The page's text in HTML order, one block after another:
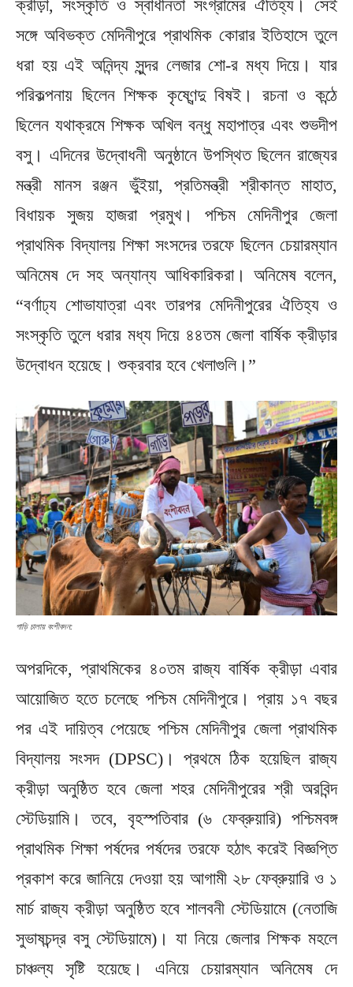
ক্রীড়া, সংস্কৃতি ও স্বাধীনতা সংগ্রামের ঐতিহ্য। সেই
সঙ্গে অবিভক্ত মেদিনীপুরে প্রাথমিক কোরার ইতিহাসে তুলে
ধরা হয় এই অনিন্দ্য সুন্দর লেজার শো-র মধ্য দিয়ে। যার
পরিকল্পনায় ছিলেন শিক্ষক কৃষ্ণেন্দু বিষই। রচনা ও কন্ঠে
ছিলেন যথাক্রমে শিক্ষক অখিল বন্ধু মহাপাত্র এবং শুভদীপ
বসু। এদিনের উদ্বোধনী অনুষ্ঠানে উপস্থিত ছিলেন রাজ্যের
মন্ত্রী মানস রঞ্জন ভুঁইয়া, প্রতিমন্ত্রী শ্রীকান্ত মাহাত,
বিধায়ক সুজয় হাজরা প্রমুখ। পশ্চিম মেদিনীপুর জেলা
প্রাথমিক বিদ্যালয় শিক্ষা সংসদের তরফে ছিলেন চেয়ারম্যান
অনিমেষ দে সহ অন্যান্য আধিকারিকরা। অনিমেষ বলেন,
“বর্ণাঢ্য শোভাযাত্রা এবং তারপর মেদিনীপুরের ঐতিহ্য ও
সংস্কৃতি তুলে ধরার মধ্য দিয়ে ৪৪তম জেলা বার্ষিক ক্রীড়ার
উদ্বোধন হয়েছে। শুক্রবার হবে খেলাগুলি।”
গাড়ি চালায় বংশীবদন:
অপরদিকে, প্রাথমিকের ৪০তম রাজ্য বার্ষিক ক্রীড়া এবার
আয়োজিত হতে চলেছে পশ্চিম মেদিনীপুরে। প্রায় ১৭ বছর
পর এই দায়িত্ব পেয়েছে পশ্চিম মেদিনীপুর জেলা প্রাথমিক
বিদ্যালয় সংসদ (DPSC)। প্রথমে ঠিক হয়েছিল রাজ্য
ক্রীড়া অনুষ্ঠিত হবে জেলা শহর মেদিনীপুরের শ্রী অরবিন্দ
স্টেডিয়ামি। তবে, বৃহস্পতিবার (৬ ফেব্রুয়ারি) পশ্চিমবঙ্গ
প্রাথমিক শিক্ষা পর্ষদের পর্ষদের তরফে হঠাৎ করেই বিজ্ঞপ্তি
প্রকাশ করে জানিয়ে দেওয়া হয় আগামী ২৮ ফেব্রুয়ারি ও ১
মার্চ রাজ্য ক্রীড়া অনুষ্ঠিত হবে শালবনী স্টেডিয়ামে (নেতাজি
সুভাষচন্দ্র বসু স্টেডিয়ামে)। যা নিয়ে জেলার শিক্ষক মহলে
চাঞ্চল্য সৃষ্টি হয়েছে। এনিয়ে চেয়ারম্যান অনিমেষ দে